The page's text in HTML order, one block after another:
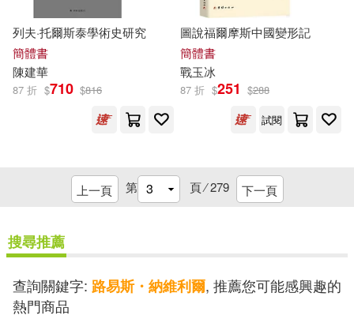
柯南‧道爾（Arthur Conan Doyle）
(4)
格里夫[英](4)
桑德拉．勒雲(4)
汕頭市樂立方玩具實業有限公司編
海馬老爸(4)
漫畫:牛野こも 原作:守雨 角色原案:
河北教育出版社(15)
湖南美術出版社(15)
貓頭鷹(15)
重慶大學出版社(15)
北京師範大學出版社(14)
列夫·托爾斯泰學術史研究
簡體書
陳建華
87 折 $710 $816
圖說福爾摩斯中國變形記
簡體書
戰玉冰
87 折 $251 $288
試閱
上一頁 第 頁 ⁄279 下一頁
搜尋推薦
查詢關鍵字: 路易斯・納維利爾, 推薦您可能感興趣的
熱門商品